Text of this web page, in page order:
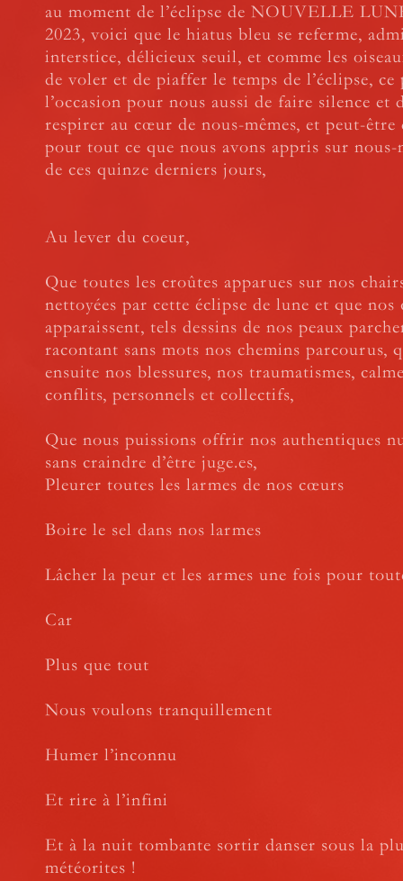
au moment de l’éclipse de NOUVELLE
2023, voici que le hiatus bleu se referme,
interstice, délicieux seuil, et comme les
de voler et de piaffer le temps de l’éclipse,
l’occasion pour nous aussi de faire silence et
respirer au cœur de nous-mêmes, et peut-être
pour tout ce que nous avons appris sur nous-
de ces quinze derniers jours,
Au lever du coeur,
Que toutes les croûtes apparues sur nos
nettoyées par cette éclipse de lune et que nos
apparaissent, tels dessins de nos peaux
racontant sans mots nos chemins parcourus,
ensuite nos blessures, nos traumatismes,
conflits, personnels et collectifs,
Que nous puissions offrir nos authentiques
sans craindre d’être juge.es,
Pleurer toutes les larmes de nos cœurs
Boire le sel dans nos larmes
Lâcher la peur et les armes une fois pour
Car
Plus que tout
Nous voulons tranquillement
Humer l’inconnu
Et rire à l’infini
Et à la nuit tombante sortir danser sous la
météorites !